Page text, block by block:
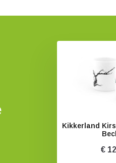
Kikkerland
€